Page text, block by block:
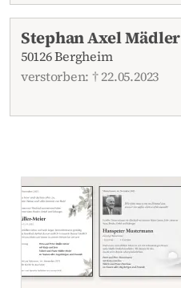
Stephan Axel Mädler
50126 Bergheim
verstorben: † 22.05.2023